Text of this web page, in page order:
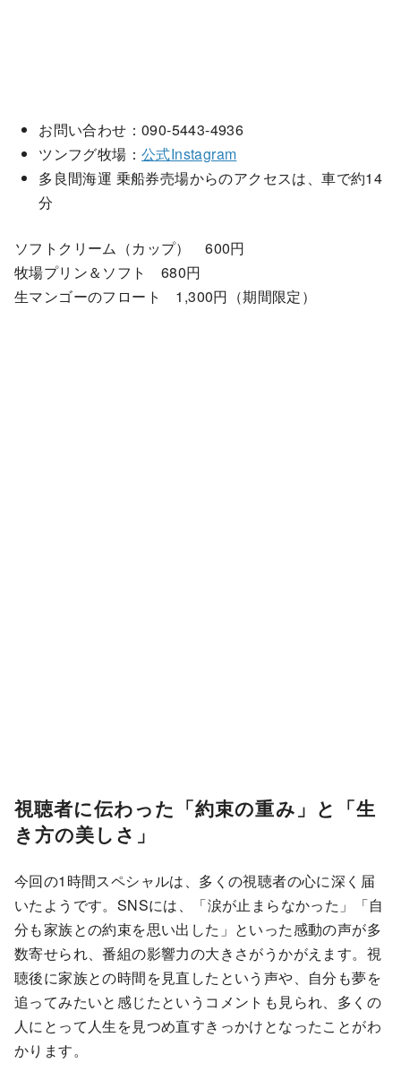
お問い合わせ：090-5443-4936
ツンフグ牧場： 公式Instagram
多良間海運 乗船券売場からのアクセスは、車で約14
分
ソフトクリーム（カップ） 600円
牧場プリン＆ソフト 680円
生マンゴーのフロート 1,300円（期間限定）
視聴者に伝わった「約束の重み」と「生
き方の美しさ」
今回の1時間スペシャルは、多くの視聴者の心に深く届
いたようです。SNSには、「涙が止まらなかった」「自
分も家族との約束を思い出した」といった感動の声が多
数寄せられ、番組の影響力の大きさがうかがえます。視
聴後に家族との時間を見直したという声や、自分も夢を
追ってみたいと感じたというコメントも見られ、多くの
人にとって人生を見つめ直すきっかけとなったことがわ
かります。